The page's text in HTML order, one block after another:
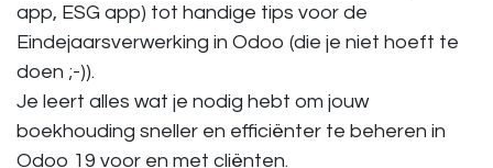
app, ESG app) tot handige tips voor de
Eindejaarsverwerking in Odoo (die je niet hoeft te
doen ;-)).
Je leert alles wat je nodig hebt om jouw
boekhouding sneller en efficiënter te beheren in
Odoo 19 voor en met cliënten.